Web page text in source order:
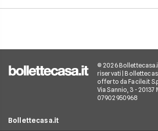
© 2026
riservati |
offerto da Facile.it
Via Sannio, 3 - 20137
07902950968
Bollettecasa.it